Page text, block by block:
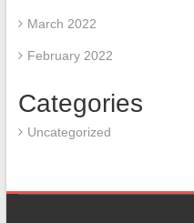
March 2022
February 2022
Categories
Uncategorized